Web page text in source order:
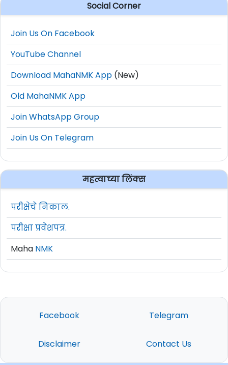
Social Corner
Join Us On Facebook
YouTube Channel
Download MahaNMK App (New)
Old MahaNMK App
Join WhatsApp Group
Join Us On Telegram
महत्वाच्या लिंक्स
परीक्षेचे निकाल.
परीक्षा प्रवेशपत्र.
Maha NMK
Facebook Telegram
Disclaimer Contact Us